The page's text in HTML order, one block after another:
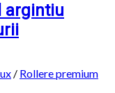
argintiu
/ Rollere premium